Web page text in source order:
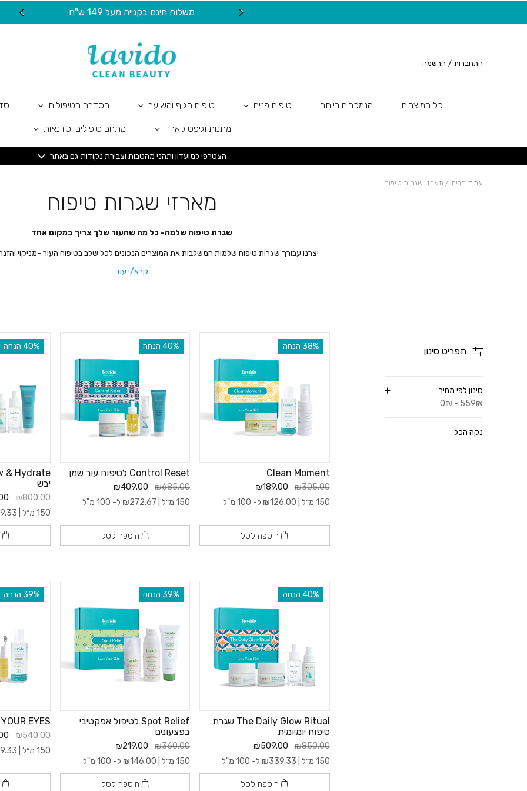
משלוח חינם בקנייה מעל 149 ש"ח
התחברות / הרשמה
כל המוצרים הנמכרים ביותר טיפוח פנים טיפוח הגוף והשיער הסדרה הטיפולית
מתנות וגיפט קארד מתחם טיפולים וסדנאות
הצטרפי למועדון ותהני מהטבות וצבירת נקודות גם באתר
עמוד הבית / מארזי שגרות טיפוח
מארזי שגרות טיפוח
שגרת טיפוח שלמה- כל מה שהעור שלך צריך במקום אחד
יצרנו עבורך שגרות טיפוח שלמות המשלבות את המוצרים הנכונים לכל שלב בטיפוח העור -מניקוי
כל שגרה נבנתה בקפידה על בסיס התאמה לצרכים שונים של העור, כך שתוכלי ליהנות מטיפול מקיף,
קרא/י עוד
תפריט סינון
סינון לפי מחיר
0₪ - 559₪
נקה הכל
‫38% הנחה
Clean Moment
₪305.00
₪189.00
150 מ״ל |
₪126.00 ל- 100 מ"ל
הוספה לסל
‫40% הנחה
Control Reset לטיפוח עור שמן
₪685.00
₪409.00
150 מ״ל |
₪272.67 ל- 100 מ"ל
הוספה לסל
‫40% הנחה
יבש
₪800.00
150 מ״ל |
‫40% הנחה
The Daily Glow Ritual שגרת
טיפוח יומיומית
₪850.00
₪509.00
150 מ״ל |
₪339.33 ל- 100 מ"ל
הוספה לסל
‫39% הנחה
Spot Relief לטיפול אפקטיבי
בפצעונים
₪360.00
₪219.00
150 מ״ל |
₪146.00 ל- 100 מ"ל
הוספה לסל
‫39% הנחה
EYES
₪540.00
150 מ״ל |